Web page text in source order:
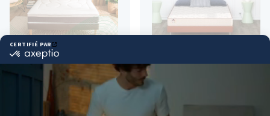
Matelas Bultex :
qualité, confort et
responsabilité
environnementale
: quel intérêt et